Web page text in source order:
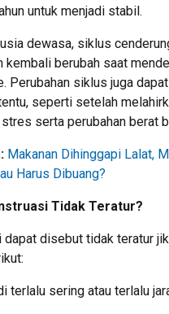
untuk menjadi stabil.
dewasa, siklus
kembali berubah saat
Perubahan siklus juga
seperti setelah
serta perubahan berat
Makanan Dihinggapi Lalat,
Harus Dibuang?
Tidak Teratur?
dapat disebut tidak teratur
terlalu sering atau terlalu